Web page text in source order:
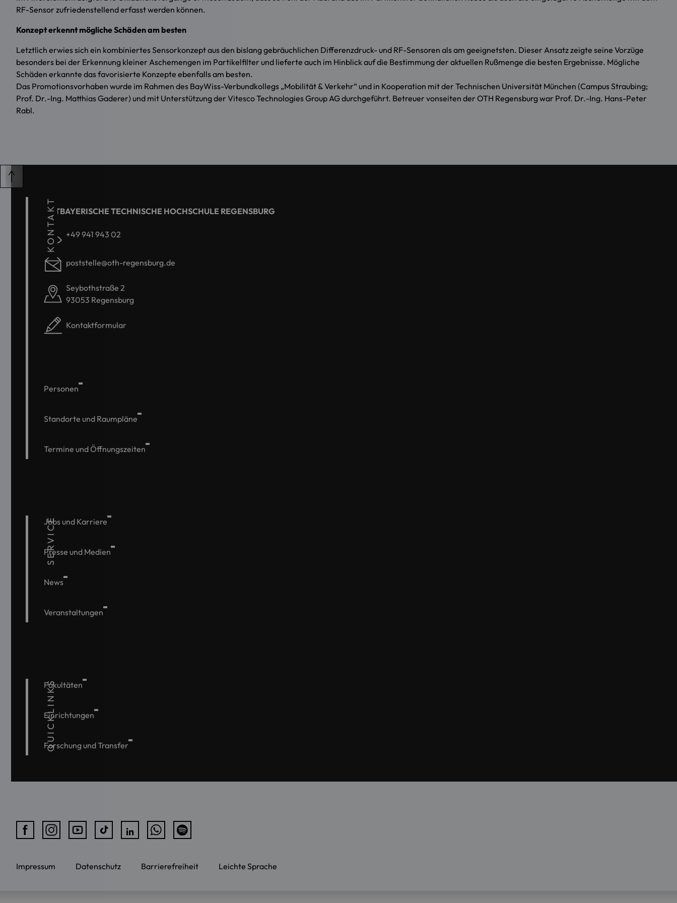
RF-Sensor zufriedenstellend erfasst werden können.
Konzept erkennt mögliche Schäden am besten
Letztlich erwies sich ein kombiniertes Sensorkonzept aus den bislang gebräuchlichen Differenzdruck- und RF-Sensoren als am geeignetsten. Dieser Ansatz zeigte seine Vorzüge
besonders bei der Erkennung kleiner Aschemengen im Partikelfilter und lieferte auch im Hinblick auf die Bestimmung der aktuellen Rußmenge die besten Ergebnisse. Mögliche
Schäden erkannte das favorisierte Konzepte ebenfalls am besten.
Das Promotionsvorhaben wurde im Rahmen des BayWiss-Verbundkollegs „Mobilität & Verkehr“ und in Kooperation mit der Technischen Universität München (Campus Straubing;
Prof. Dr.-Ing. Matthias Gaderer) und mit Unterstützung der Vitesco Technologies Group AG durchgeführt. Betreuer vonseiten der OTH Regensburg war Prof. Dr.-Ing. Hans-Peter
Rabl.
KONTAKT
OSTBAYERISCHE TECHNISCHE HOCHSCHULE REGENSBURG
+49 941 943 02
poststelle@oth-regensburg.de
Seybothstraße 2
93053 Regensburg
Kontaktformular
Personen
Standorte und Raumpläne
Termine und Öffnungszeiten
SERVICE
Jobs und Karriere
Presse und Medien
News
Veranstaltungen
QUICKLINKS
Fakultäten
Einrichtungen
Forschung und Transfer
Impressum Datenschutz Barrierefreiheit Leichte Sprache